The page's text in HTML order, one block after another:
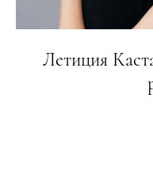
Летиция